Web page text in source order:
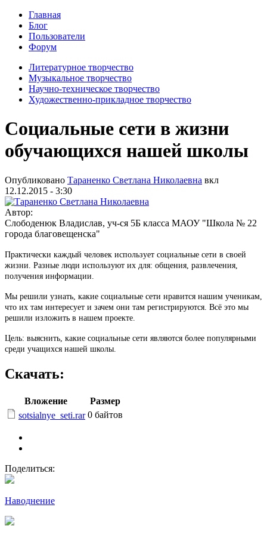
Главная
Блог
Пользователи
Форум
Литературное творчество
Музыкальное творчество
Научно-техническое творчество
Художественно-прикладное творчество
Социальные сети в жизни
обучающихся нашей школы
Опубликовано Тараненко Светлана Николаевна вкл
12.12.2015 - 3:30
Автор:
Слободенюк Владислав, уч-ся 5Б класса МАОУ "Школа № 22
города благовещенска"
Практически каждый человек использует социальные сети в своей
жизни. Разные люди используют их для: общения, развлечения,
получения информации.
Мы решили узнать, какие социальные сети нравится нашим ученикам,
что их там интересует и зачем они там регистрируются. Всё это мы
решили изложить в нашем проекте.
Цель: выяснить, какие социальные сети являются более популярными
среди учащихся нашей школы.
Скачать:
Вложение
Размер
sotsialnye_seti.rar 0 байтов
Поделиться:
Наводнение